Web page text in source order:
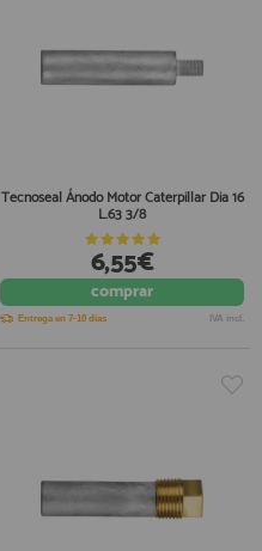
Tecnoseal Ánodo Motor Caterpillar Dia 16
L.63 3/8
6,55€
comprar
Entrega en 7-10 días IVA incl.